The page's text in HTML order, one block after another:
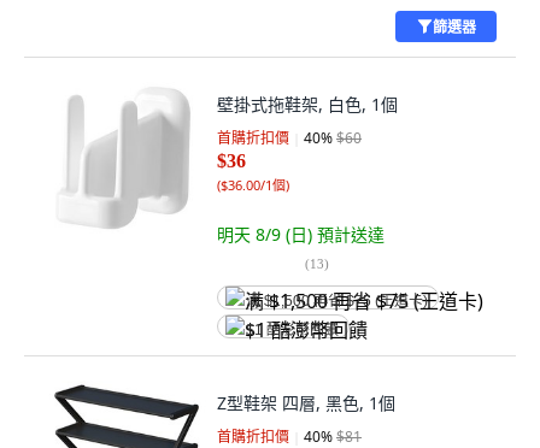
篩選器
壁掛式拖鞋架, 白色, 1個
首購折扣價 40%$60
$36
($36.00/1個)
明天 8/9 (日) 預計送達
(13)
满 $1,500 再省 $75 (王道卡)
$1 酷澎幣回饋
Z型鞋架 四層, 黑色, 1個
首購折扣價 40%$81